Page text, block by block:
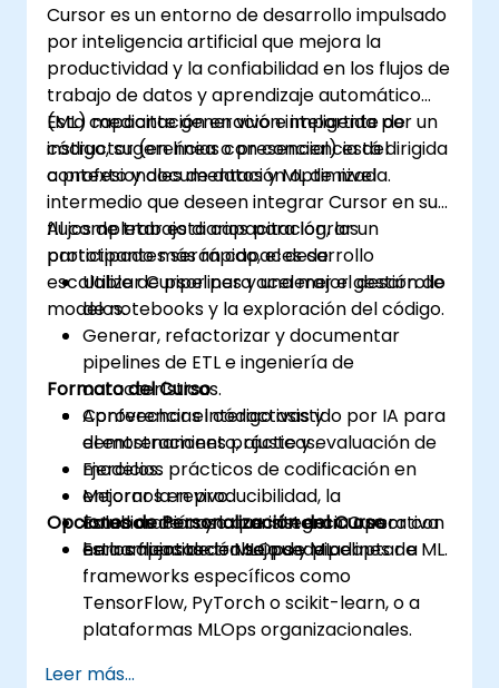
Cursor es un entorno de desarrollo impulsado
por inteligencia artificial que mejora la
productividad y la confiabilidad en los flujos de
trabajo de datos y aprendizaje automático
(ML) mediante generación inteligente de
código, sugerencias con conciencia del
contexto y documentación optimizada.
Esta capacitación en vivo e impartida por un
instructor (en línea o presencial) está dirigida
a profesionales de datos y ML de nivel
intermedio que deseen integrar Cursor en sus
flujos de trabajo diarios para lograr un
prototipado más rápido, el desarrollo
escalable de pipelines y una mejor gestión de
modelos.
Al completar esta capacitación, los
participantes serán capaces de:
Utilizar Cursor para acelerar el desarrollo
de notebooks y la exploración del código.
Generar, refactorizar y documentar
pipelines de ETL e ingeniería de
características.
Aprovechar el código asistido por IA para
el entrenamiento, ajuste y evaluación de
modelos.
Mejorar la reproducibilidad, la
colaboración y la consistencia operativa
en los flujos de trabajo de ML.
Formato del Curso
Conferencias interactivas y
demostraciones prácticas.
Ejercicios prácticos de codificación en
entornos en vivo.
Estudios de caso que integran Cursor con
herramientas de MLOps y pipelines de ML.
Opciones de Personalización del Curso
Esta capacitación se puede adaptar a
frameworks específicos como
TensorFlow, PyTorch o scikit-learn, o a
plataformas MLOps organizacionales.
Leer más...